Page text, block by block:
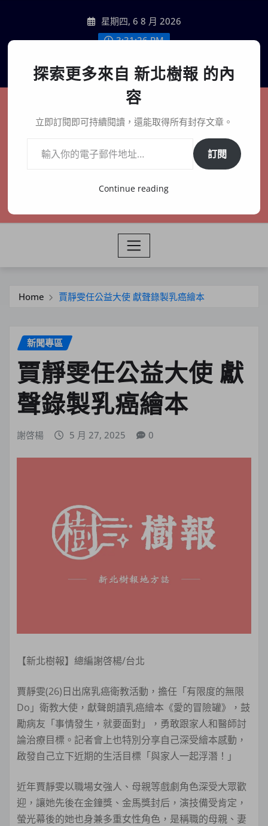
content
星期四, 6 8 月 2026
3:31:27 PM
聯絡我們
新北樹報
在地、記憶、連結、創生
Home 賈靜雯任公益大使 獻聲錄製乳癌繪本
新聞專區
賈靜雯任公益大使 獻
聲錄製乳癌繪本
謝啓楊 5 月 27, 2025 0
【新北樹報】總編謝啓楊/台北
賈靜雯(26)日出席乳癌衛教活動，擔任「有限度的無限
Do」衛教大使，獻聲朗讀乳癌繪本《愛的冒險罐》，鼓
勵病友「事情發生，就要面對」，勇敢跟家人和醫師討
論治療目標。記者會上也特別分享自己深受繪本感動，
啟發自己立下近期的生活目標「與家人一起浮潛！」
近年賈靜雯以職場女強人、母親等戲劇角色深受大眾歡
迎，讓她先後在金鐘獎、金馬獎封后，演技備受肯定，
螢光幕後的她也身兼多重女性角色，是稱職的母親、妻
探索更多來自 新北樹報 的內
容
立即訂閱即可持續閱讀，還能取得所有封存文章。
訂閱
Continue reading